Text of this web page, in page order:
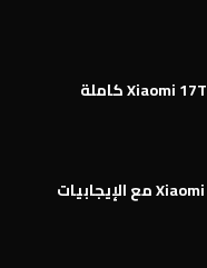
مواصفات هاتف Xiaomi 17T مع الإيجابيات